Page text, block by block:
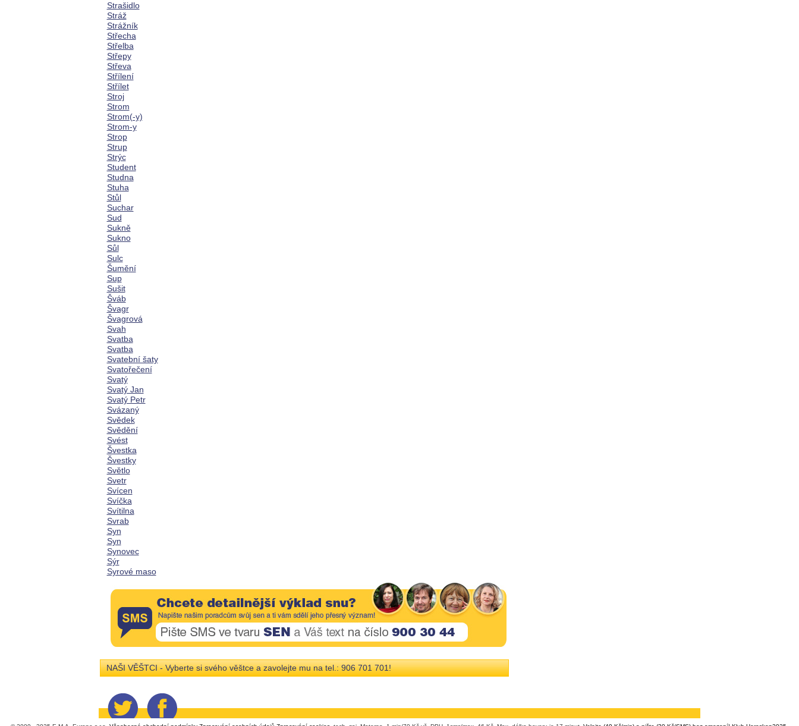
Strašidlo
Stráž
Strážník
Střecha
Střelba
Střepy
Střeva
Střílení
Střílet
Stroj
Strom
Strom(-y)
Strom-y
Strop
Strup
Strýc
Student
Studna
Stuha
Stůl
Suchar
Sud
Sukně
Sukno
Sůl
Sulc
Šumění
Sup
Sušit
Šváb
Švagr
Švagrová
Svah
Svatba
Svatba
Svatební šaty
Svatořečení
Svatý
Svatý Jan
Svatý Petr
Svázaný
Svědek
Svědění
Svést
Švestka
Švestky
Světlo
Svetr
Svícen
Svíčka
Svítilna
Svrab
Syn
Syn
Synovec
Sýr
Syrové maso
NAŠI VĚŠTCI - Vyberte si svého věštce a zavolejte mu na tel.: 906 701 701!